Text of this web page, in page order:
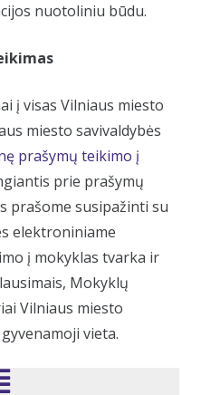
nuotoliniu būdu.
į visas Vilniaus miesto
miesto savivaldybės
prašymų teikimo į
prie prašymų
prašome susipažinti su
elektroniniame
į mokyklas tvarka ir
Mokyklų
Vilniaus miesto
vieta.